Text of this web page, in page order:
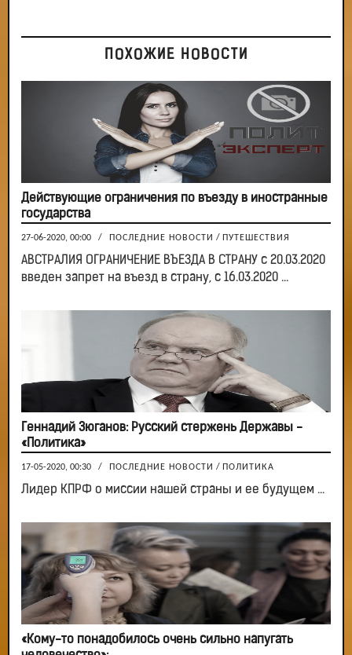
ПОХОЖИЕ НОВОСТИ
Действующие ограничения по въезду в иностранные
государства
27-06-2020, 00:00 / ПОСЛЕДНИЕ НОВОСТИ / ПУТЕШЕСТВИЯ
АВСТРАЛИЯ ОГРАНИЧЕНИЕ ВЪЕЗДА В СТРАНУ с 20.03.2020
введен запрет на въезд в страну, с 16.03.2020 ...
Геннадий Зюганов: Русский стержень Державы -
«Политика»
17-05-2020, 00:30 / ПОСЛЕДНИЕ НОВОСТИ / ПОЛИТИКА
Лидер КПРФ о миссии нашей страны и ее будущем ...
«Кому-то понадобилось очень сильно напугать